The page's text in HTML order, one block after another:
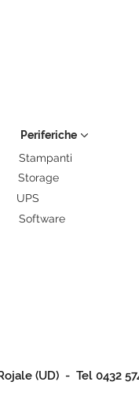
Periferiche
Stampanti
Storage
UPS
Software
(UD) - Tel 0432